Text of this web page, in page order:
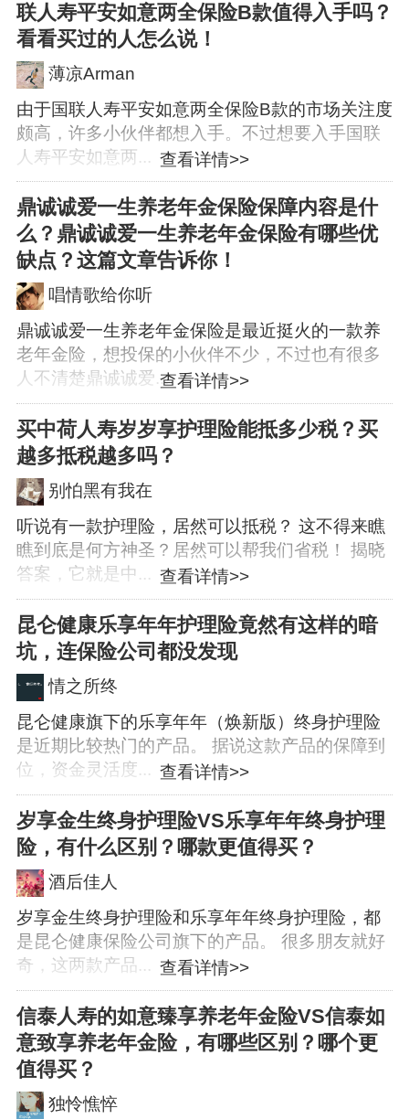
联人寿平安如意两全保险B款值得入手吗？
看看买过的人怎么说！
薄凉Arman
查看详情>>
由于国联人寿平安如意两全保险B款的市场关注度
颇高，许多小伙伴都想入手。不过想要入手国联
人寿平安如意两...
鼎诚诚爱一生养老年金保险保障内容是什
么？鼎诚诚爱一生养老年金保险有哪些优
缺点？这篇文章告诉你！
唱情歌给你听
查看详情>>
鼎诚诚爱一生养老年金保险是最近挺火的一款养
老年金险，想投保的小伙伴不少，不过也有很多
人不清楚鼎诚诚爱...
买中荷人寿岁岁享护理险能抵多少税？买
越多抵税越多吗？
别怕黑有我在
查看详情>>
听说有一款护理险，居然可以抵税？ 这不得来瞧
瞧到底是何方神圣？居然可以帮我们省税！ 揭晓
答案，它就是中...
昆仑健康乐享年年护理险竟然有这样的暗
坑，连保险公司都没发现
情之所终
查看详情>>
昆仑健康旗下的乐享年年（焕新版）终身护理险
是近期比较热门的产品。 据说这款产品的保障到
位，资金灵活度...
岁享金生终身护理险VS乐享年年终身护理
险，有什么区别？哪款更值得买？
酒后佳人
查看详情>>
岁享金生终身护理险和乐享年年终身护理险，都
是昆仑健康保险公司旗下的产品。 很多朋友就好
奇，这两款产品...
信泰人寿的如意臻享养老年金险VS信泰如
意致享养老年金险，有哪些区别？哪个更
值得买？
独怜憔悴